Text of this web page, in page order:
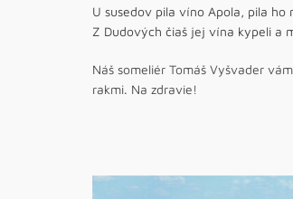
U susedov pila víno Apola, pila ho
Z Dudových čiaš jej vína kypeli a
Náš someliér Tomáš Vyšvader
rakmi. Na zdravie!